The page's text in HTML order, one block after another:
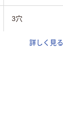
3穴
A4タテ詳しく見る